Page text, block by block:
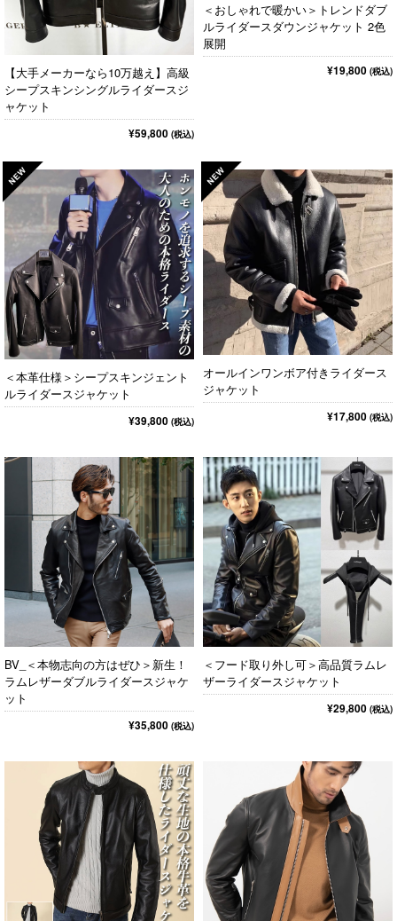
【大手メーカーなら10万越え】高級
シープスキンシングルライダースジ
ャケット
¥59,800 (税込)
＜おしゃれで暖かい＞トレンドダブ
ルライダースダウンジャケット 2色
展開
¥19,800 (税込)
＜本革仕様＞シープスキンジェント
ルライダースジャケット
¥39,800 (税込)
オールインワンボア付きライダース
ジャケット
¥17,800 (税込)
BV_＜本物志向の方はぜひ＞新生！
ラムレザーダブルライダースジャケ
ット
¥35,800 (税込)
＜フード取り外し可＞高品質ラムレ
ザーライダースジャケット
¥29,800 (税込)